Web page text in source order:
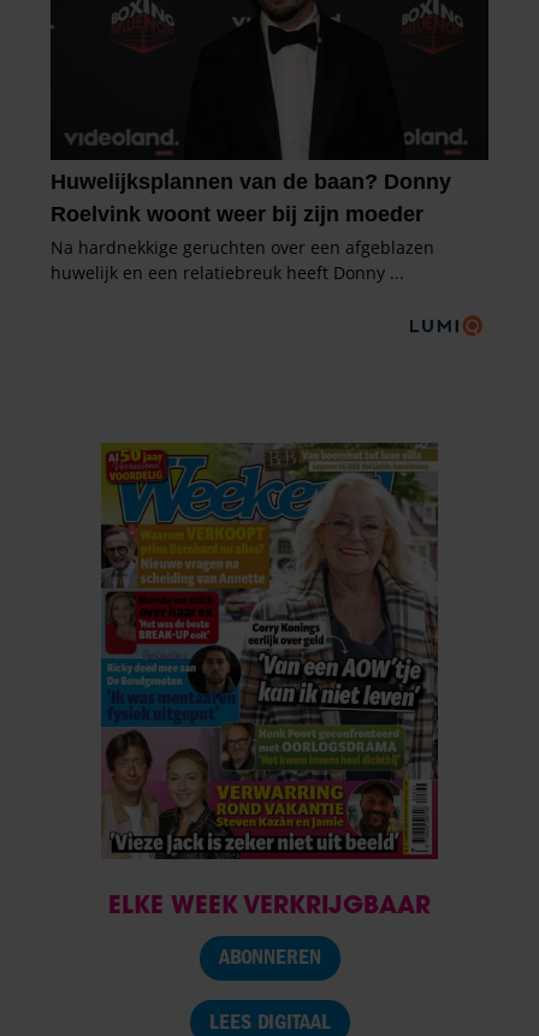
ELKE WEEK VERKRIJGBAAR
ABONNEREN
LEES DIGITAAL